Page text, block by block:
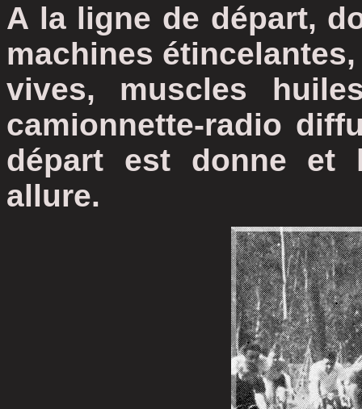
A la ligne de départ,
machines
vives, muscles
camionnette-radio
départ est donne et
allure.